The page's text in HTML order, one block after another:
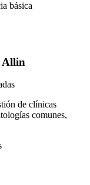
básica
Allin
de clínicas
comunes,